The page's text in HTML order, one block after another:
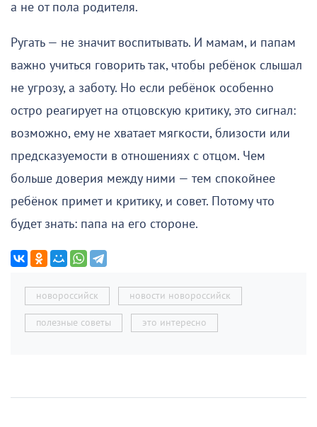
а не от пола родителя.
Ругать — не значит воспитывать. И мамам, и папам
важно учиться говорить так, чтобы ребёнок слышал
не угрозу, а заботу. Но если ребёнок особенно
остро реагирует на отцовскую критику, это сигнал:
возможно, ему не хватает мягкости, близости или
предсказуемости в отношениях с отцом. Чем
больше доверия между ними — тем спокойнее
ребёнок примет и критику, и совет. Потому что
будет знать: папа на его стороне.
новороссийск новости новороссийск
полезные советы это интересно